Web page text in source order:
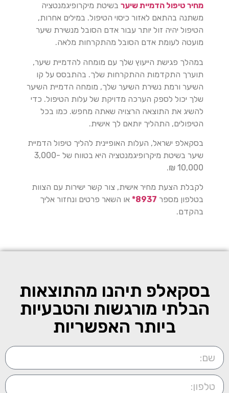
מחיר טיפול הדמיית שיער בשיטת מיקרופיגמנטציה
משתנה בהתאם לאזור כיסוי הטיפול. במילים אחרות,
הטיפול יהיה זול יותר עבור אדם הסובל מנשירת שיער
מועטה לעומת אדם הסובל מהתקרחות מלאה.
במהלך פגישת הייעוץ שלך עם מומחה להדמיית שיער,
תוערך התקדמות ההתקרחות שלך. בהתבסס על קו
השיער ורמת נשירת השיער שלך, מומחה הדמיית השיער
שלך יכול לספק הערכה מדויקת של עלות הטיפול. כדי
להשיג את התוצאה הרצויה שאתה מחפש. כמו בכל
הטיפולים, התהליך יותאם לך אישית.
בסקאלפ ישראל, העלות האופיינית להליך טיפול הדמיית
שיער בשיטת מיקרופיגמנטציה היא בטווח של 3,000-
10,000 ₪.
לקבלת הצעת מחיר אישית, צור קשר ישירות עם הצוות
בטלפון מספר 8937*
או השאר פרטים ונחזור אליך
בהקדם.
בסקאלפ תיהנו מהתוצאות
הבלתי מורגשות והטבעיות
ביותר האפשריות